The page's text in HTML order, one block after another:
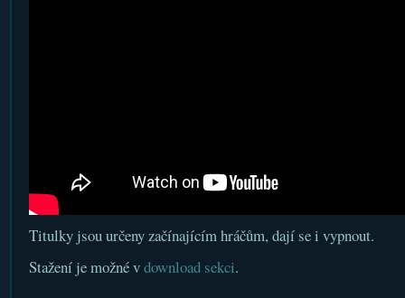
Titulky jsou určeny začínajícím hráčům, dají se i vypnout.
Stažení je možné vdownload sekci.